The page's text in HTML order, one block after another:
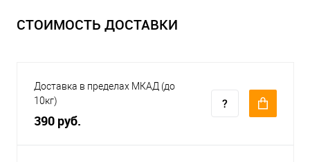
СТОИМОСТЬ ДОСТАВКИ
Доставка в пределах МКАД (до
10кг)
390 руб.